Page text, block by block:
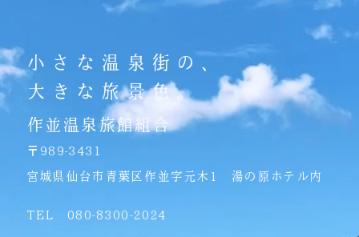
小さな温泉街の、
大きな旅景色。
作並温泉旅館組合
〒989-3431
宮城県仙台市青葉区作並字元木1 湯の原ホテル内
TEL 080-8300-2024